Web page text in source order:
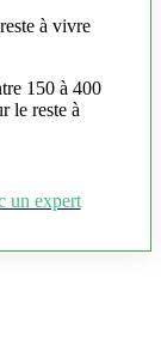
à vivre
150 à 400
le reste à
un expert